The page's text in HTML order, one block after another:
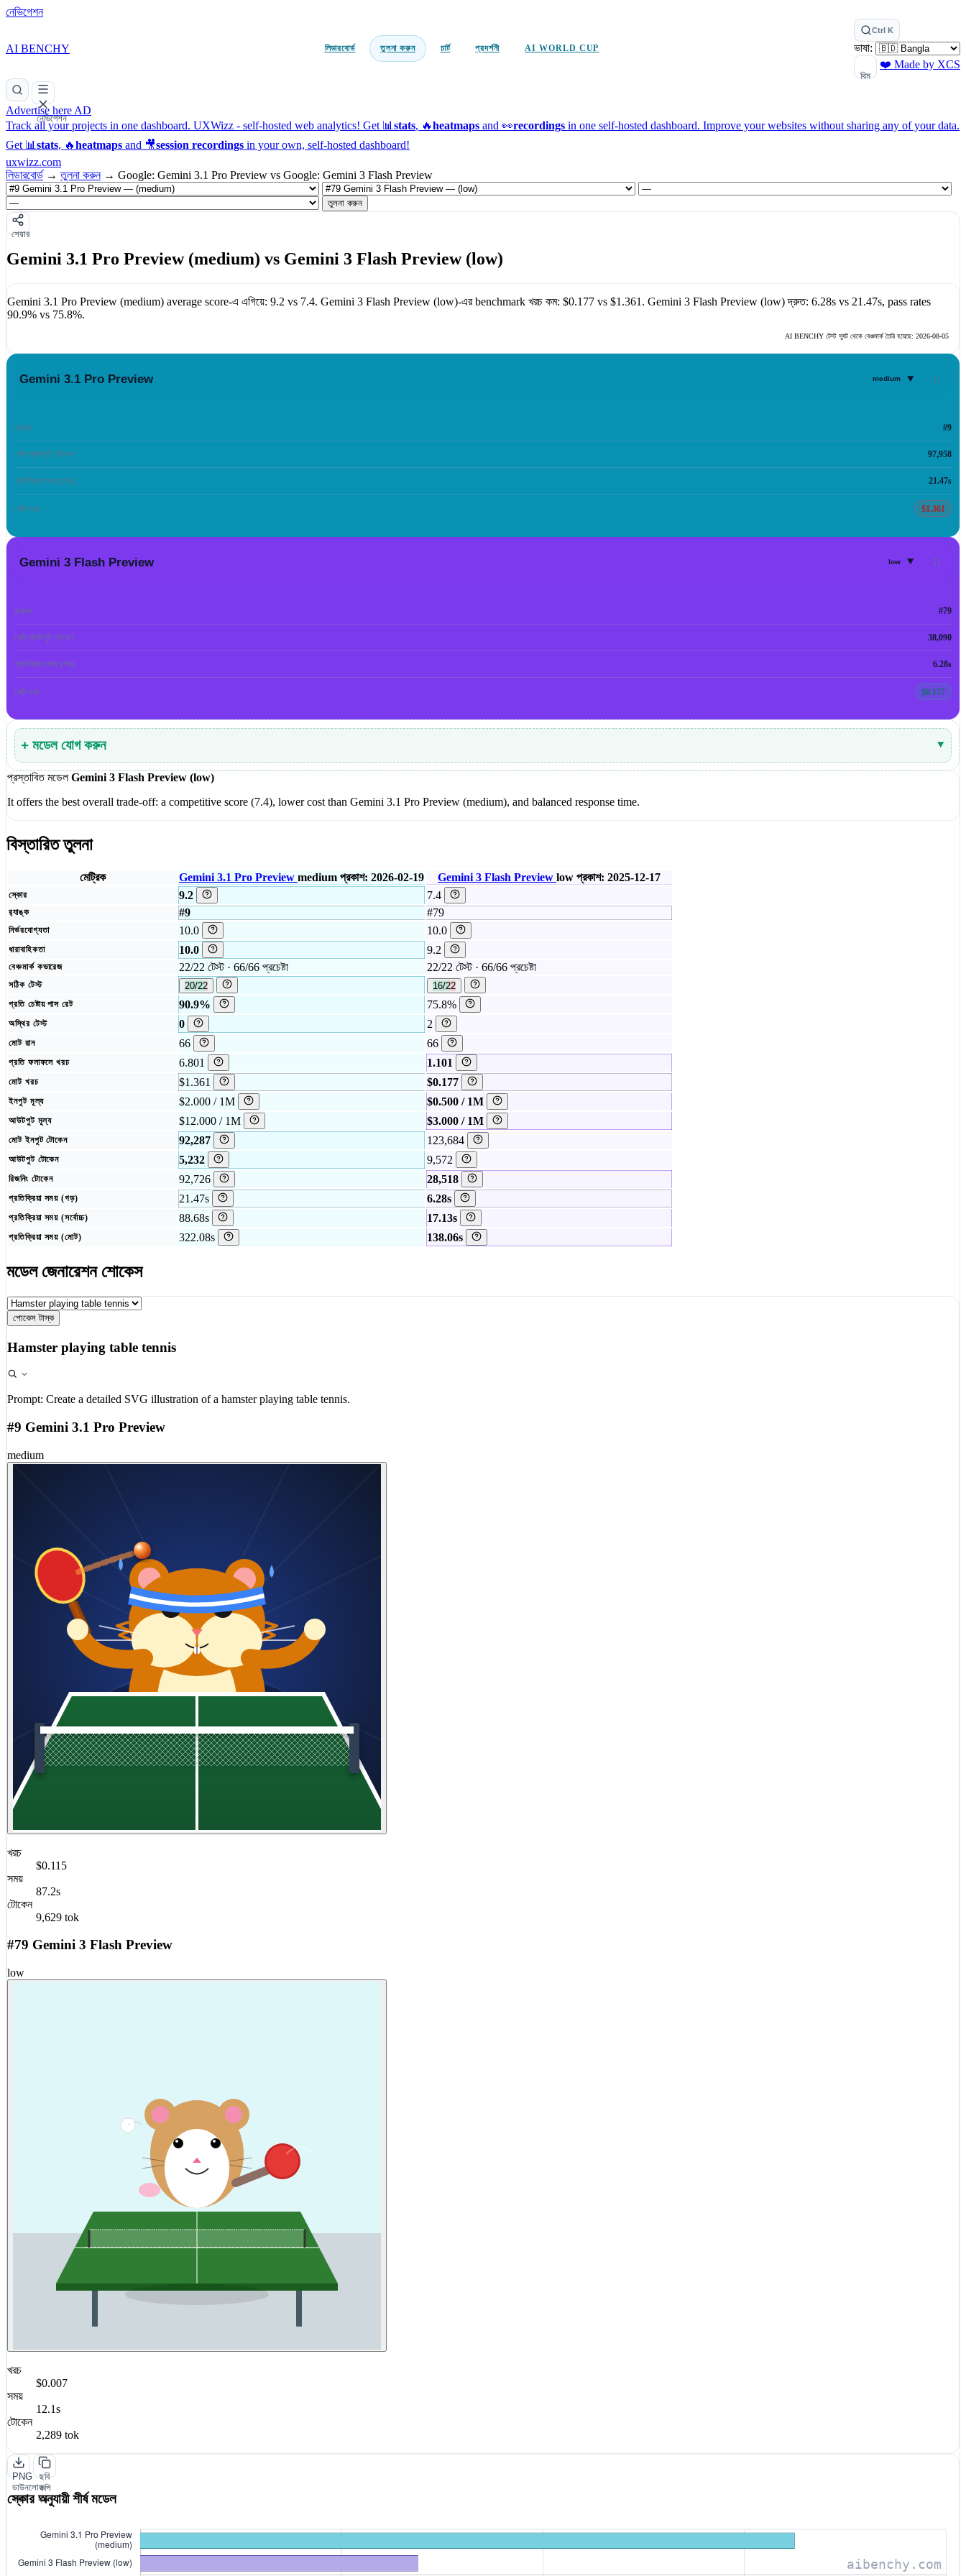
নেভিগেশন
AI BENCHY লিডারবোর্ড তুলনা করুন চার্ট প্রদর্শনী AI WORLD CUP
Ctrl K
ভাষা:
থিম
❤️ Made by XCS
নেভিগেশন
Advertise here AD
Track all your projects in one dashboard. UXWizz - self-hosted web analytics! Get 📊 stats, 🔥heatmaps and 👀recordings in one self-hosted dashboard. Improve your websites without sharing any of your data.
Get 📊 stats, 🔥heatmaps and 🎥session recordings in your own, self-hosted dashboard!
uxwizz.com
লিডারবোর্ড → তুলনা করুন → Google: Gemini 3.1 Pro Preview vs Google: Gemini 3 Flash Preview
তুলনা করুন
শেয়ার
Gemini 3.1 Pro Preview (medium) vs Gemini 3 Flash Preview (low)
Gemini 3.1 Pro Preview (medium) average score-এ এগিয়ে: 9.2 vs 7.4. Gemini 3 Flash Preview (low)-এর benchmark খরচ কম: $0.177 vs $1.361 . Gemini 3 Flash Preview (low)দ্রুত: 6.28s vs 21.47s, pass rates
90.9% vs 75.8%.
AI BENCHY টেস্ট স্যুট থেকে বেঞ্চমার্ক তৈরি হয়েছে: 2026-08-05
Gemini 3.1 Pro Preview medium ▾
র‍্যাঙ্ক #9
মোট আউটপুট টোকেন 97,958
প্রতিক্রিয়া সময় (গড়) 21.47s
মোট খরচ $1.361
Gemini 3 Flash Preview low ▾
র‍্যাঙ্ক #79
মোট আউটপুট টোকেন 38,090
প্রতিক্রিয়া সময় (গড়) 6.28s
মোট খরচ $0.177
+ মডেল যোগ করুন ▾
প্রস্তাবিত মডেল Gemini 3 Flash Preview (low)
It offers the best overall trade-off: a competitive score (7.4), lower cost than Gemini 3.1 Pro Preview (medium), and balanced response time.
বিস্তারিত তুলনা
মেট্রিক Gemini 3.1 Pro Preview medium প্রকাশ: 2026-02-19 Gemini 3 Flash Preview low প্রকাশ: 2025-12-17
স্কোর 9.2 7.4
র‍্যাঙ্ক #9 #79
নির্ভরযোগ্যতা 10.0 10.0
ধারাবাহিকতা 10.0 9.2
বেঞ্চমার্ক কভারেজ 22/22 টেস্ট · 66/66 প্রচেষ্টা 22/22 টেস্ট · 66/66 প্রচেষ্টা
সঠিক টেস্ট 20/22 16/22
প্রতি চেষ্টায় পাস রেট 90.9% 75.8%
অস্থির টেস্ট 0 2
মোট রান 66 66
প্রতি ফলাফলে খরচ 6.801 1.101
মোট খরচ $1.361 $0.177
ইনপুট মূল্য $2.000 / 1M $0.500 / 1M
আউটপুট মূল্য $12.000 / 1M $3.000 / 1M
মোট ইনপুট টোকেন 92,287 123,684
আউটপুট টোকেন 5,232 9,572
রিজনিং টোকেন 92,726 28,518
প্রতিক্রিয়া সময় (গড়) 21.47s 6.28s
প্রতিক্রিয়া সময় (সর্বোচ্চ) 88.68s 17.13s
প্রতিক্রিয়া সময় (মোট) 322.08s 138.06s
মডেল জেনারেশন শোকেস
শোকেস টাস্ক
Hamster playing table tennis
Prompt: Create a detailed SVG illustration of a hamster playing table tennis.
#9 Gemini 3.1 Pro Preview
medium
খরচ
$0.115
সময়
87.2s
টোকেন
9,629 tok
#79 Gemini 3 Flash Preview
low
খরচ
$0.007
সময়
12.1s
টোকেন
2,289 tok
PNG
ডাউনলোড
করুন
ছবি
কপি
করুন
স্কোর অনুযায়ী শীর্ষ মডেল